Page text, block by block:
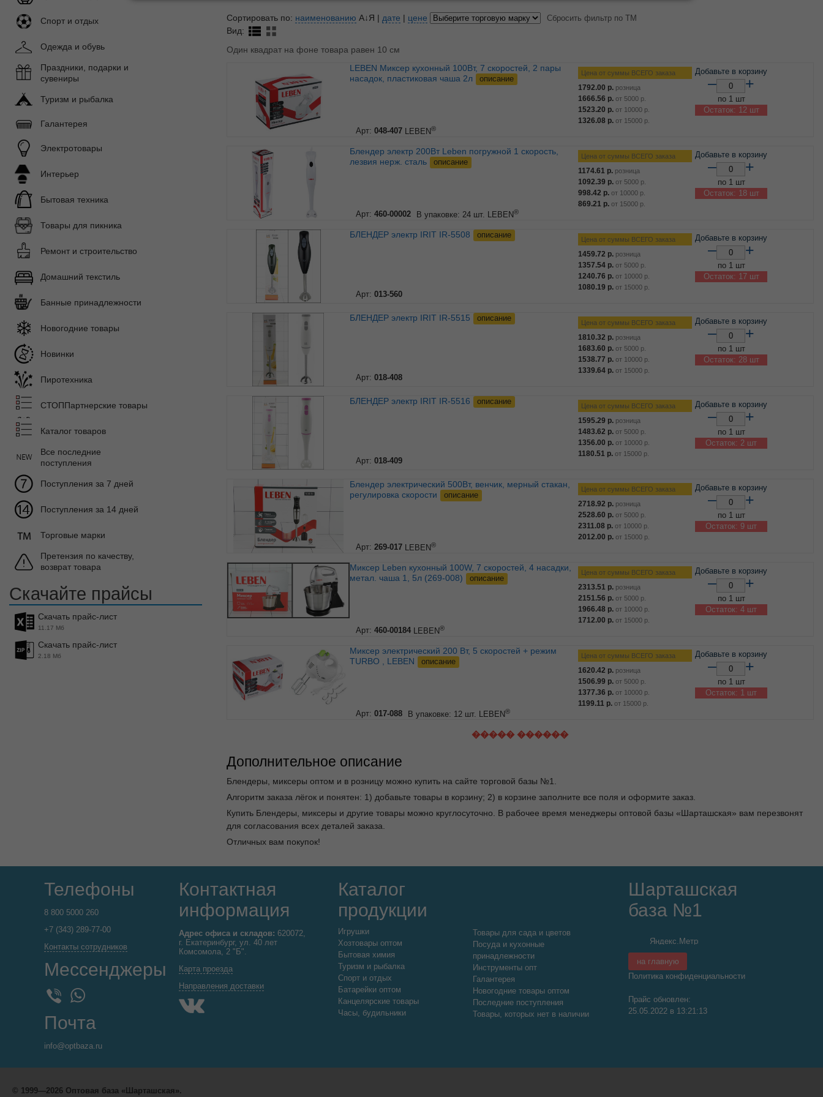
Сортировать по: наименованию А↓Я | дате | цене Сбросить фильтр по ТМ
Вид:
Один квадрат на фоне товара равен 10 см
LEBEN Миксер кухонный 100Вт, 7 скоростей, 2 пары
насадок, пластиковая чаша 2л
описание
Арт: 048-407 LEBEN®
Цена от суммы ВСЕГО заказа
1792.00 р. розница
1666.56 р. от 5000 р.
1523.20 р. от 10000 р.
1326.08 р. от 15000 р.
Добавьте в корзину
– +
по 1 шт
Остаток: 12 шт
Блендер электр 200Вт Leben погружной 1 скорость,
лезвия нерж. сталь
описание
Арт: 460-00002 В упаковке: 24 шт. LEBEN®
Цена от суммы ВСЕГО заказа
1174.61 р. розница
1092.39 р. от 5000 р.
998.42 р. от 10000 р.
869.21 р. от 15000 р.
Добавьте в корзину
– +
по 1 шт
Остаток: 18 шт
БЛЕНДЕР электр IRIT IR-5508 описание
Арт: 013-560
Цена от суммы ВСЕГО заказа
1459.72 р. розница
1357.54 р. от 5000 р.
1240.76 р. от 10000 р.
1080.19 р. от 15000 р.
Добавьте в корзину
– +
по 1 шт
Остаток: 17 шт
БЛЕНДЕР электр IRIT IR-5515 описание
Арт: 018-408
Цена от суммы ВСЕГО заказа
1810.32 р. розница
1683.60 р. от 5000 р.
1538.77 р. от 10000 р.
1339.64 р. от 15000 р.
Добавьте в корзину
– +
по 1 шт
Остаток: 28 шт
БЛЕНДЕР электр IRIT IR-5516 описание
Арт: 018-409
Цена от суммы ВСЕГО заказа
1595.29 р. розница
1483.62 р. от 5000 р.
1356.00 р. от 10000 р.
1180.51 р. от 15000 р.
Добавьте в корзину
– +
по 1 шт
Остаток: 2 шт
Блендер электрический 500Вт, венчик, мерный стакан,
регулировка скорости
описание
Арт: 269-017 LEBEN®
Цена от суммы ВСЕГО заказа
2718.92 р. розница
2528.60 р. от 5000 р.
2311.08 р. от 10000 р.
2012.00 р. от 15000 р.
Добавьте в корзину
– +
по 1 шт
Остаток: 9 шт
Миксер Leben кухонный 100W, 7 скоростей, 4 насадки,
метал. чаша 1, 5л (269-008)
описание
Арт: 460-00184 LEBEN®
Цена от суммы ВСЕГО заказа
2313.51 р. розница
2151.56 р. от 5000 р.
1966.48 р. от 10000 р.
1712.00 р. от 15000 р.
Добавьте в корзину
– +
по 1 шт
Остаток: 4 шт
Миксер электрический 200 Вт, 5 скоростей + режим
TURBO , LEBEN
описание
Арт: 017-088 В упаковке: 12 шт. LEBEN®
Цена от суммы ВСЕГО заказа
1620.42 р. розница
1506.99 р. от 5000 р.
1377.36 р. от 10000 р.
1199.11 р. от 15000 р.
Добавьте в корзину
– +
по 1 шт
Остаток: 1 шт
����� ������
Дополнительное описание
Блендеры, миксеры оптом и в розницу можно купить на сайте торговой базы №1.
Алгоритм заказа лёгок и понятен: 1) добавьте товары в корзину; 2) в корзине заполните все поля и оформите заказ.
Купить Блендеры, миксеры и другие товары можно круглосуточно. В рабочее время менеджеры оптовой базы «Шарташская» вам перезвонят
для согласования всех деталей заказа.
Отличных вам покупок!
Спорт и отдых
Одежда и обувь
Праздники, подарки и
сувениры
Туризм и рыбалка
Галантерея
Электротовары
Интерьер
Бытовая техника
Товары для пикника
Ремонт и строительство
Домашний текстиль
Банные принадлежности
Новогодние товары
Новинки
Пиротехника
СТОППартнерские товары
Каталог товаров
Все последние
поступления
Поступления за 7 дней
Поступления за 14 дней
Торговые марки
Претензия по качеству,
возврат товара
Скачайте прайсы
Скачать прайс-лист
11.17 Мб
Скачать прайс-лист
2.18 Мб
Телефоны
8 800 5000 260
+7 (343) 289-77-00
Контакты сотрудников
Мессенджеры
WhatsApp
Почта
info@optbaza.ru
Контактная
информация
Адрес офиса и складов: 620072,
г. Екатеринбург, ул. 40 лет
Комсомола, 2 "Б".
Карта проезда
Направления доставки
Каталог
продукции
Игрушки
Хозтовары оптом
Бытовая химия
Туризм и рыбалка
Спорт и отдых
Батарейки оптом
Канцелярские товары
Часы, будильники
Товары для сада и цветов
Посуда и кухонные
принадлежности
Инструменты опт
Галантерея
Новогодние товары оптом
Последние поступления
Товары, которых нет в наличии
Шарташская
база №1
на главную
Политика конфиденциальности
Прайс обновлен:
25.05.2022 в 13:21:13
© 1999—2026 Оптовая база «Шарташская».